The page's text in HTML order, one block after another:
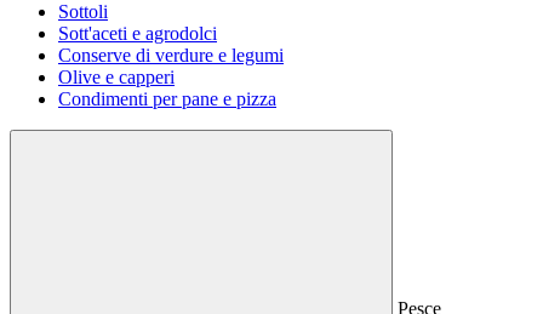
Sottoli
Sott'aceti e agrodolci
Conserve di verdure e legumi
Olive e capperi
Condimenti per pane e pizza
Pesce